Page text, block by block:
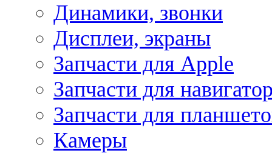
Динамики, звонки
Дисплеи, экраны
Запчасти для Apple
Запчасти для
Запчасти для
Камеры